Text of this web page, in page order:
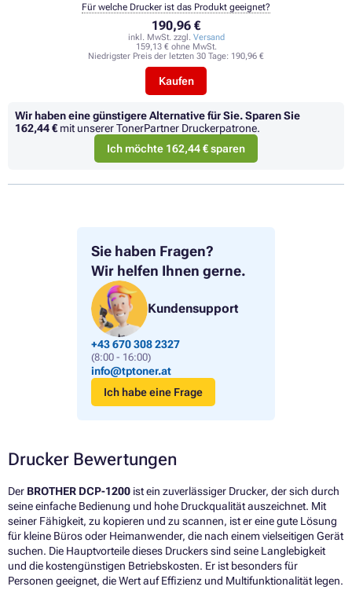
Sie haben Fragen?
Wir helfen Ihnen gerne.
Kundensupport
+43 670 308 2327
(8:00 - 16:00)
info@tptoner.at
Ich habe eine Frage
190,96 €
inkl. MwSt. zzgl. Versand
159,13 € ohne MwSt.
Niedrigster Preis der letzten 30 Tage: 190,96 €
Kaufen
Für welche Drucker ist das Produkt geeignet?
Wir haben eine günstigere Alternative für Sie.Sparen Sie
162,44 € mit unserer TonerPartner Druckerpatrone.
Ich möchte 162,44 € sparen
Drucker Bewertungen
Der BROTHER DCP-1200 ist ein zuverlässiger Drucker, der sich durch
seine einfache Bedienung und hohe Druckqualität auszeichnet. Mit
seiner Fähigkeit, zu kopieren und zu scannen, ist er eine gute Lösung
für kleine Büros oder Heimanwender, die nach einem vielseitigen Gerät
suchen. Die Hauptvorteile dieses Druckers sind seine Langlebigkeit
und die kostengünstigen Betriebskosten. Er ist besonders für
Personen geeignet, die Wert auf Effizienz und Multifunktionalität legen.